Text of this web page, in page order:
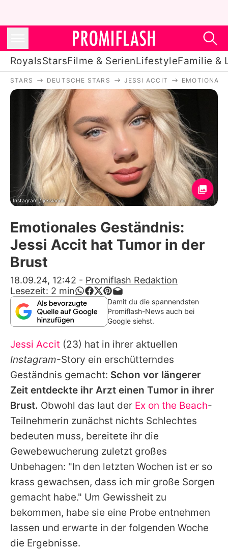
RoyalsStarsFilme & SerienLifestyleFamilie &
Royals
Stars
Filme & Serien
Lifestyle
Familie & Liebe
Promiflash Exklusiv
Alle Themen auf Promiflash
App runterladen
Team
Redaktionelle Richtlinien
Impressum
Datenschutzerklärung
Nutzungsbedingungen
Utiq verwalten
STARS DEUTSCHE STARS JESSI ACCIT
Instagram / jessiaccit
Emotionales Geständnis:
Jessi Accit hat Tumor in der
Brust
18.09.24, 12:42 - Promiflash Redaktion
Lesezeit: 2 min
Damit du die spannendsten
Promiflash-News auch bei
Google siehst.
Jessi Accit (23) hat in ihrer aktuellen
Instagram-Story ein erschütterndes
Geständnis gemacht: Schon vor längerer
Zeit entdeckte ihr Arzt einen Tumor in ihrer
Brust. Obwohl das laut der Ex on the Beach-
Teilnehmerin zunächst nichts Schlechtes
bedeuten muss, bereitete ihr die
Gewebewucherung zuletzt großes
Unbehagen: "In den letzten Wochen ist er so
krass gewachsen, dass ich mir große Sorgen
gemacht habe." Um Gewissheit zu
bekommen, habe sie eine Probe entnehmen
lassen und erwarte in der folgenden Woche
die Ergebnisse.